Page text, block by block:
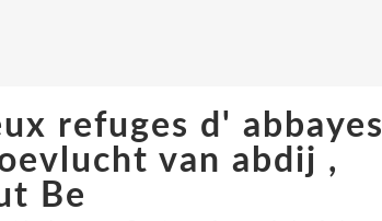
refuges d' abbayes
van abdij ,
Be